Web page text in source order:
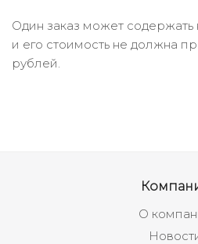
Один заказ может содержать
и его стоимость не должна
рублей.
О